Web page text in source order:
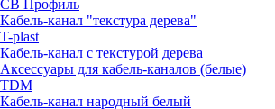
СВ Профиль
Кабель-канал "текстура дерева"
T-plast
Кабель-канал с текстурой дерева
Аксессуары для кабель-каналов (белые)
TDM
Кабель-канал народный белый